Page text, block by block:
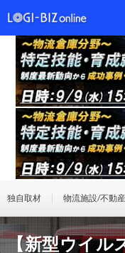
独自取材 物流施設/不動産
【新型ウイル